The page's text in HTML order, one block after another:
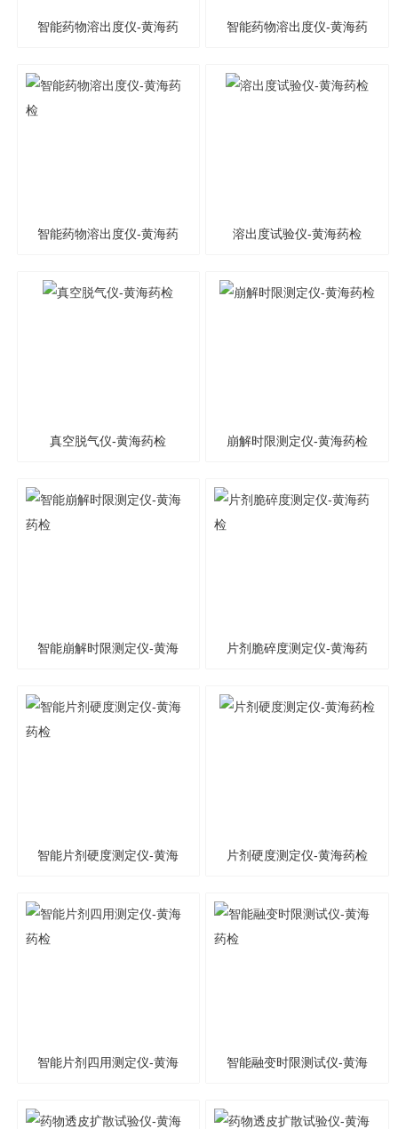
智能药物溶出度仪-黄海药 智能药物溶出度仪-黄海药
智能药物溶出度仪-黄海药 溶出度试验仪-黄海药检
真空脱气仪-黄海药检 崩解时限测定仪-黄海药检
智能崩解时限测定仪-黄海 片剂脆碎度测定仪-黄海药
智能片剂硬度测定仪-黄海 片剂硬度测定仪-黄海药检
智能片剂四用测定仪-黄海 智能融变时限测试仪-黄海